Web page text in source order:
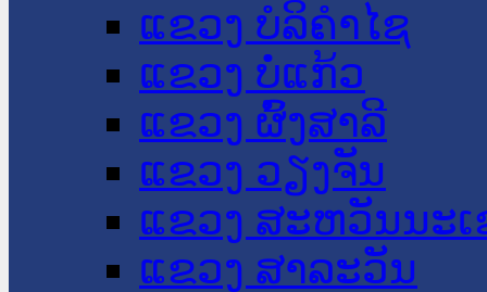
ແຂວງ ບໍລິຄໍາໄຊ
ແຂວງ ບໍ່ແກ້ວ
ແຂວງ ຜົ້ງສາລີ
ແຂວງ ວຽງຈັນ
ແຂວງ ສະຫວັນນະ
ແຂວງ ສາລະວັນ